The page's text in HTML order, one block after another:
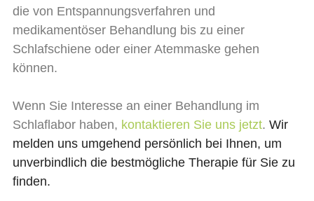
die von Entspannungsverfahren und
medikamentöser Behandlung bis zu einer
Schlafschiene oder einer Atemmaske gehen
können.
Wenn Sie Interesse an einer Behandlung im
Schlaflabor haben, kontaktieren Sie uns jetzt. Wir
melden uns umgehend persönlich bei Ihnen, um
unverbindlich die bestmögliche Therapie für Sie zu
finden.